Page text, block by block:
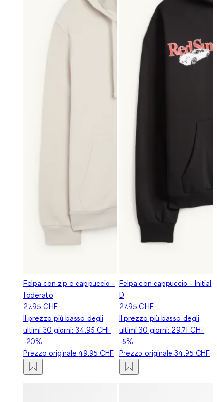
Felpa con zip e cappuccio -
foderato
27.95 CHF
Il prezzo più basso degli
ultimi 30 giorni:34.95 CHF
-20%
Prezzo originale 49.95 CHF
Felpa con cappuccio - Initial
D
27.95 CHF
Il prezzo più basso degli
ultimi 30 giorni: 29.71 CHF
-5%
Prezzo originale34.95 CHF